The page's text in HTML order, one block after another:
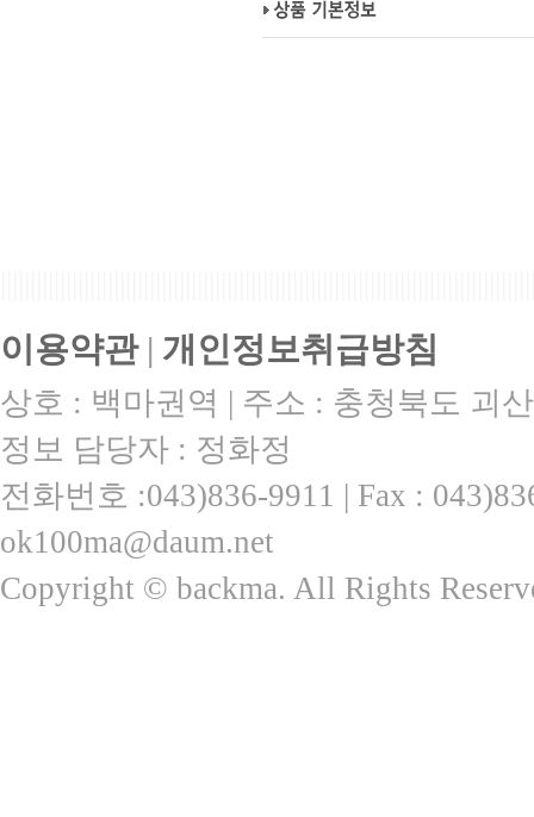
이용약관| 개인정보취급방침
상호 : 백마권역 | 주소 : 충청북도 괴
정보 담당자 : 정화정
전화번호 :043)836-9911 | Fax :
ok100ma@daum.net
Copyright © backma. All Rights